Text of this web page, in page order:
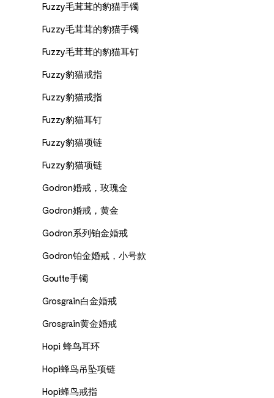
Fuzzy毛茸茸的豹猫手镯
Fuzzy毛茸茸的豹猫手镯
Fuzzy毛茸茸的豹猫耳钉
Fuzzy豹猫戒指
Fuzzy豹猫戒指
Fuzzy豹猫耳钉
Fuzzy豹猫项链
Fuzzy豹猫项链
Godron婚戒，玫瑰金
Godron婚戒，黄金
Godron系列铂金婚戒
Godron铂金婚戒，小号款
Goutte手镯
Grosgrain白金婚戒
Grosgrain黄金婚戒
Hopi 蜂鸟耳环
Hopi蜂鸟吊坠项链
Hopi蜂鸟戒指